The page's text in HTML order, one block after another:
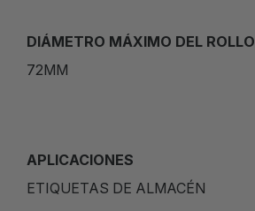
DIÁMETRO MÁXIMO DEL ROLLO
72MM
APLICACIONES
ETIQUETAS DE ALMACÉN